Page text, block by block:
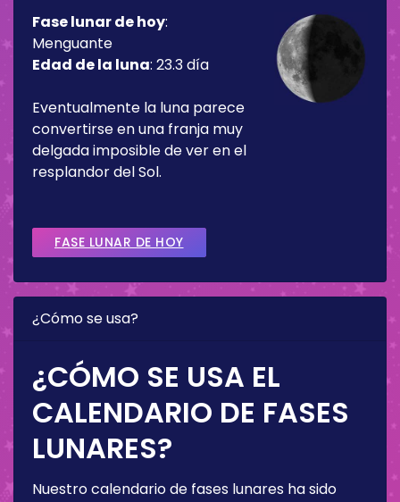
Fase lunar de hoy:
Menguante
Edad de la luna: 23.3 día
Eventualmente la luna parece
convertirse en una franja muy
delgada imposible de ver en el
resplandor del Sol.
FASE LUNAR DE HOY
¿Cómo se usa?
¿CÓMO SE USA EL
CALENDARIO DE FASES
LUNARES?
Nuestro calendario de fases lunares ha sido